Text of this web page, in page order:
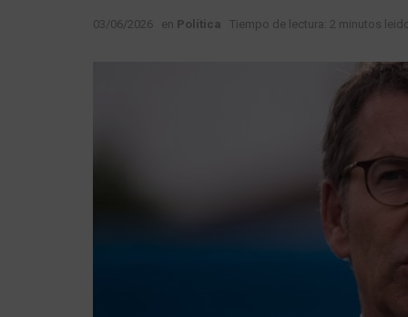
03/06/2026 en Política Tiempo de lectura: 2 minutos